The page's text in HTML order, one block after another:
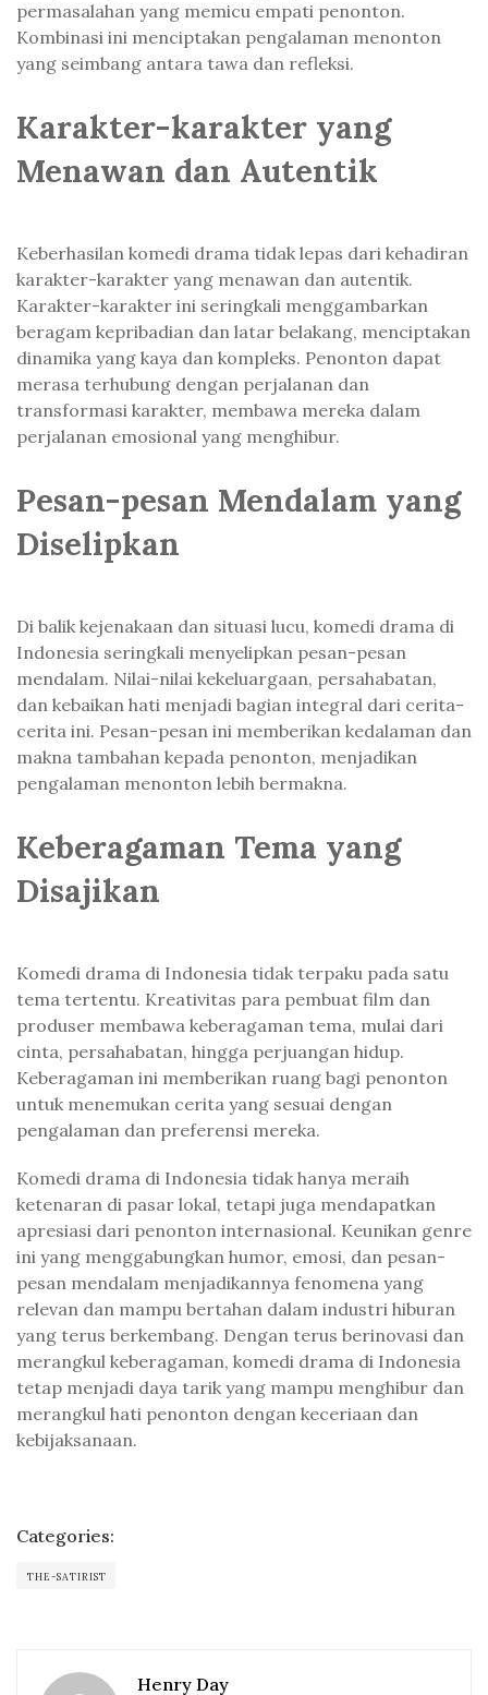
permasalahan yang memicu empati penonton.
Kombinasi ini menciptakan pengalaman menonton
yang seimbang antara tawa dan refleksi.
Karakter-karakter yang
Menawan dan Autentik
Keberhasilan komedi drama tidak lepas dari kehadiran
karakter-karakter yang menawan dan autentik.
Karakter-karakter ini seringkali menggambarkan
beragam kepribadian dan latar belakang, menciptakan
dinamika yang kaya dan kompleks. Penonton dapat
merasa terhubung dengan perjalanan dan
transformasi karakter, membawa mereka dalam
perjalanan emosional yang menghibur.
Pesan-pesan Mendalam yang
Diselipkan
Di balik kejenakaan dan situasi lucu, komedi drama di
Indonesia seringkali menyelipkan pesan-pesan
mendalam. Nilai-nilai kekeluargaan, persahabatan,
dan kebaikan hati menjadi bagian integral dari cerita-
cerita ini. Pesan-pesan ini memberikan kedalaman dan
makna tambahan kepada penonton, menjadikan
pengalaman menonton lebih bermakna.
Keberagaman Tema yang
Disajikan
Komedi drama di Indonesia tidak terpaku pada satu
tema tertentu. Kreativitas para pembuat film dan
produser membawa keberagaman tema, mulai dari
cinta, persahabatan, hingga perjuangan hidup.
Keberagaman ini memberikan ruang bagi penonton
untuk menemukan cerita yang sesuai dengan
pengalaman dan preferensi mereka.
Komedi drama di Indonesia tidak hanya meraih
ketenaran di pasar lokal, tetapi juga mendapatkan
apresiasi dari penonton internasional. Keunikan genre
ini yang menggabungkan humor, emosi, dan pesan-
pesan mendalam menjadikannya fenomena yang
relevan dan mampu bertahan dalam industri hiburan
yang terus berkembang. Dengan terus berinovasi dan
merangkul keberagaman, komedi drama di Indonesia
tetap menjadi daya tarik yang mampu menghibur dan
merangkul hati penonton dengan keceriaan dan
kebijaksanaan.
Categories:
THE-SATIRIST
Henry Day